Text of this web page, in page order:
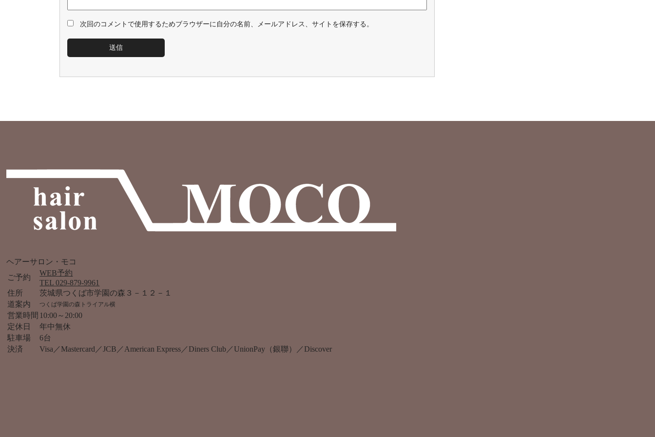
次回のコメントで使用するためブラウザーに自分の名前、メールアドレス、サイトを保存する。
ヘアーサロン・モコ
ご予約
WEB予約
TEL 029-879-9961
住所
茨城県つくば市学園の森３－１２－１
道案内
つくば学園の森トライアル横
営業時間 10:00～20:00
定休日
年中無休
駐車場
6台
決済
Visa／Mastercard／JCB／American Express／Diners Club／UnionPay（銀聯）／Discover